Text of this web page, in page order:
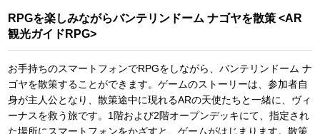
RPGを楽しみながらバンテリンドーム ナゴヤを散策 <AR
観光ガイドRPG>
お手持ちのスマートフォンでRPGをしながら、バンテリンドーム ナ
ゴヤを散策することができます。ゲームのストーリーは、参加者自
身が主人公となり、散策途中に現れるARの天使たちと一緒に、ヴィ
ーナスを救う旅です。1階および2階オープンデッキにて、指定され
た場所にスマートフォンをかざすと、ゲームがはじまります。散策